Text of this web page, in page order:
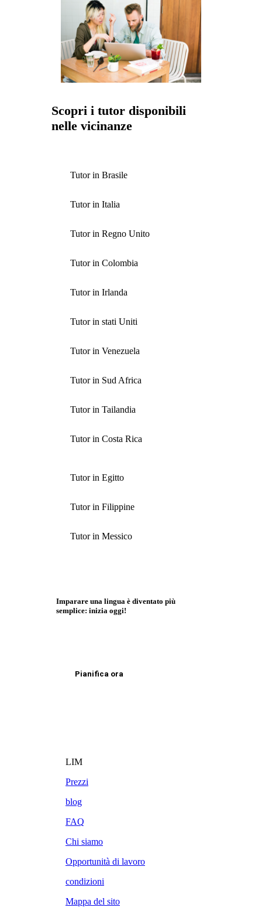
Scopri i tutor disponibili
nelle vicinanze
Tutor in Brasile
Tutor in Italia
Tutor in Regno Unito
Tutor in Colombia
Tutor in Irlanda
Tutor in stati Uniti
Tutor in Venezuela
Tutor in Sud Africa
Tutor in Tailandia
Tutor in Costa Rica
Tutor in Egitto
Tutor in Filippine
Tutor in Messico
Imparare una lingua è diventato più
semplice: inizia oggi!
Pianifica ora
LIM
Prezzi
blog
FAQ
Chi siamo
Opportunità di lavoro
condizioni
Mappa del sito